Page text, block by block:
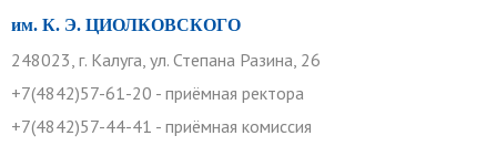
им. К. Э. ЦИОЛКОВСКОГО
248023, г. Калуга, ул. Степана Разина, 26
+7(4842)57-61-20 - приёмная ректора
+7(4842)57-44-41 - приёмная комиссия